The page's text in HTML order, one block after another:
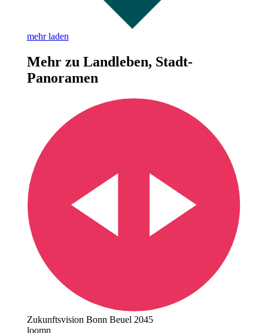
mehr laden
Mehr zu Landleben, Stadt-
Panoramen
Zukunftsvision Bonn Beuel 2045
loomn